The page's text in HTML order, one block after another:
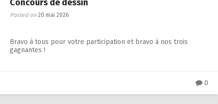
Concours de dessin
Posted on 20 mai 2026
Bravo à tous pour votre participation et bravo à nos trois
gagnantes !
0